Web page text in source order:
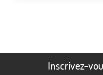
Inscrivez-